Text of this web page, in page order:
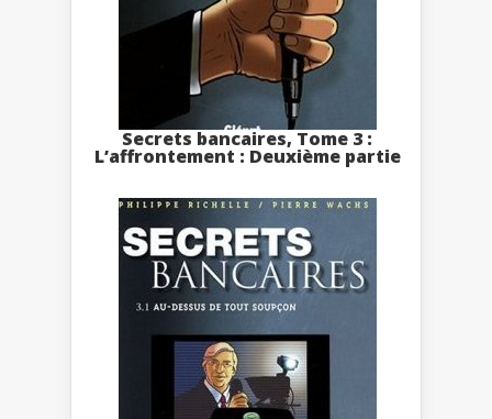
Secrets bancaires, Tome 3 :
L’affrontement : Deuxième partie